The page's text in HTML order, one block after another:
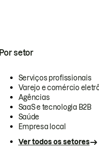
Por setor
Serviços profissionais
Varejo e comércio
Agências
SaaS e tecnologia B2B
Saúde
Empresa local
Ver todos os setores